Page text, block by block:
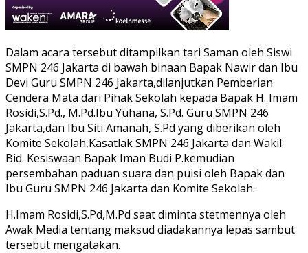
Dalam acara tersebut ditampilkan tari Saman oleh Siswi
SMPN 246 Jakarta di bawah binaan Bapak Nawir dan Ibu
Devi Guru SMPN 246 Jakarta,dilanjutkan Pemberian
Cendera Mata dari Pihak Sekolah kepada Bapak H. Imam
Rosidi,S.Pd., M.Pd.Ibu Yuhana, S.Pd. Guru SMPN 246
Jakarta,dan Ibu Siti Amanah, S.Pd yang diberikan oleh
Komite Sekolah,Kasatlak SMPN 246 Jakarta dan Wakil
Bid. Kesiswaan Bapak Iman Budi P.kemudian
persembahan paduan suara dan puisi oleh Bapak dan
Ibu Guru SMPN 246 Jakarta dan Komite Sekolah.
H.Imam Rosidi,S.Pd,M.Pd saat diminta stetmennya oleh
Awak Media tentang maksud diadakannya lepas sambut
tersebut mengatakan.